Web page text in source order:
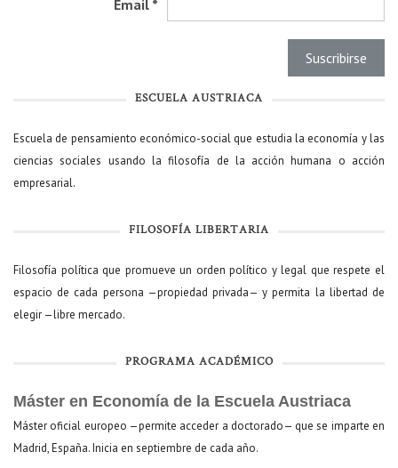
Email *
ESCUELA AUSTRIACA
Escuela de pensamiento económico-social que estudia la economía y las
ciencias sociales usando la filosofía de la acción humana o acción
empresarial.
FILOSOFÍA LIBERTARIA
Filosofía política que promueve un orden político y legal que respete el
espacio de cada persona —propiedad privada— y permita la libertad de
elegir —libre mercado.
PROGRAMA ACADÉMICO
Máster en Economía de la Escuela Austriaca
Máster oficial europeo —permite acceder a doctorado— que se imparte en
Madrid, España. Inicia en septiembre de cada año.